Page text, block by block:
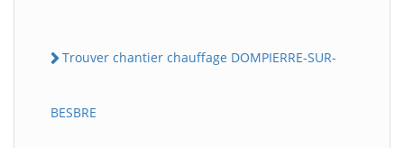
Trouver chantier chauffage DOMPIERRE-SUR-
BESBRE